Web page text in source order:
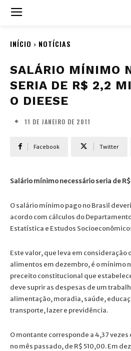
INÍCIO NOTÍCIAS
SALÁRIO MÍNIMO
SERIA DE R$ 2,2
O DIEESE
11 DE JANEIRO DE 2011
Facebook Twitter
Salário mínimo necessário seria de
O salário mínimo pago no Brasil
acordo com cálculos do
Estatística e Estudos
Este valor, que leva em consideração
alimentos em dezembro, é o mínimo
preceito constitucional que
deve suprir as despesas de um
alimentação, moradia, saúde,
transporte, lazer e previdência.
O montante corresponde a 4,37
no mês passado, de R$ 510,00. Em